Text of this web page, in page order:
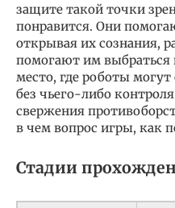
защите такой точки
понравится. Они
открывая их сознания,
помогают им выбраться
место, где роботы
без чьего-либо
свержения
в чем вопрос игры, как
Стадии